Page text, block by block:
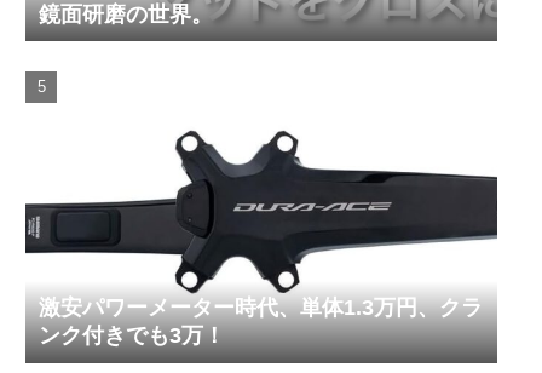
鏡面研磨の世界。
激安パワーメーター時代、単体1.3万円、クラ
ンク付きでも3万！